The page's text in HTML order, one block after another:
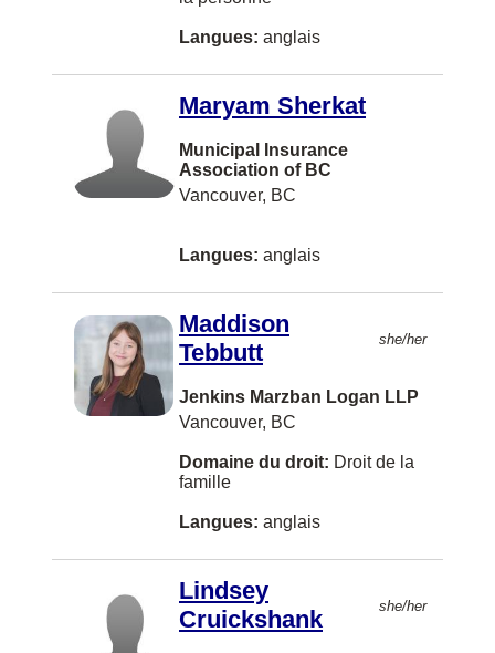
Westbank
Whistler
100 Mile House
Airdrie
BURLINGTON
Bracebridge
Brooklin
Chatham
Clarenville
Elora
Langues: anglais
Maryam Sherkat
Municipal Insurance
Association of BC
Vancouver, BC
Langues: anglais
Maddison
Tebbutt
she/her
Jenkins Marzban Logan LLP
Vancouver, BC
Domaine du droit: Droit de la
famille
Langues: anglais
Lindsey
Cruickshank
she/her